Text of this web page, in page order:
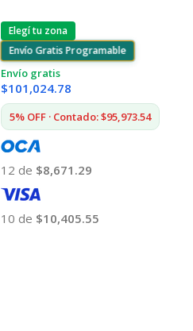
Elegí tu zona
Envío Gratis Programable
Envío gratis
$101,024.78
5% OFF · Contado: $95,973.54
12 de $8,671.29
10 de $10,405.55